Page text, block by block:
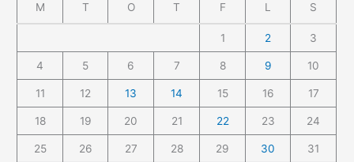
M T O T F L S
1 2 3
4 5 6 7 8 9 10
11 12 13 14 15 16 17
18 19 20 21 22 23 24
25 26 27 28 29 30 31